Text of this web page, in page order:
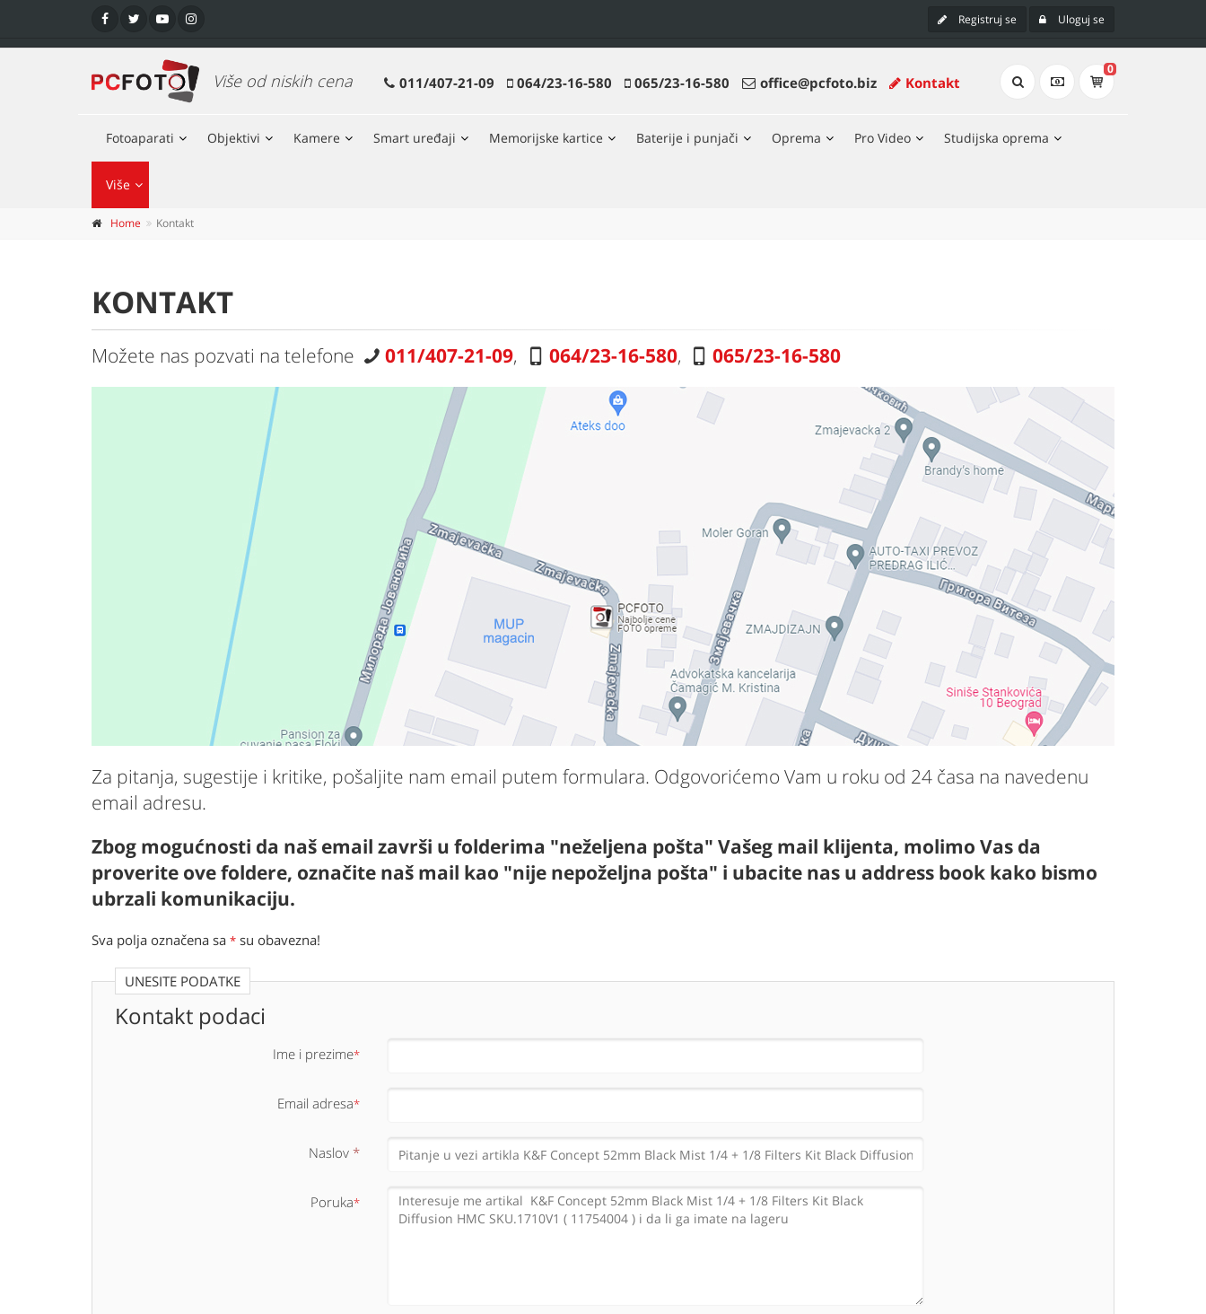
Registruj se Uloguj se
Više od niskih cena 011/407-21-09 064/23-16-580 065/23-16-580 office@pcfoto.biz Kontakt
0
Fotoaparati Objektivi Kamere Smart uređaji Memorijske kartice Baterije i punjači Oprema Pro Video Studijska oprema
Više
Home Kontakt
KONTAKT
Možete nas pozvati na telefone 011/407-21-09, 064/23-16-580, 065/23-16-580
Za pitanja, sugestije i kritike, pošaljite nam email putem formulara. Odgovorićemo Vam u roku od 24 časa na navedenu
email adresu.
Zbog mogućnosti da naš email završi u folderima "neželjena pošta" Vašeg mail klijenta, molimo Vas da
proverite ove foldere, označite naš mail kao "nije nepoželjna pošta" i ubacite nas u address book kako bismo
ubrzali komunikaciju.
Sva polja označena sa * su obavezna!
UNESITE PODATKE
Kontakt podaci
Ime i prezime*
Email adresa*
Naslov *
Poruka*